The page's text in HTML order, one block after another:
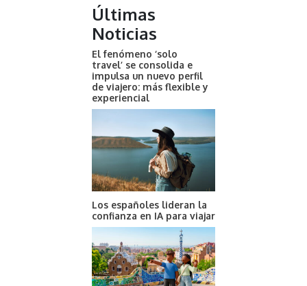
Últimas
Noticias
El fenómeno ‘solo
travel’ se consolida e
impulsa un nuevo perfil
de viajero: más flexible y
experiencial
Los españoles lideran la
confianza en IA para viajar